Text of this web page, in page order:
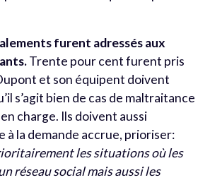
furent adressés aux
Trente pour cent furent pris
et son équipent doivent
s’agit bien de cas de maltraitance
charge. Ils doivent aussi
la demande accrue, prioriser:
les situations où les
réseau social mais aussi les